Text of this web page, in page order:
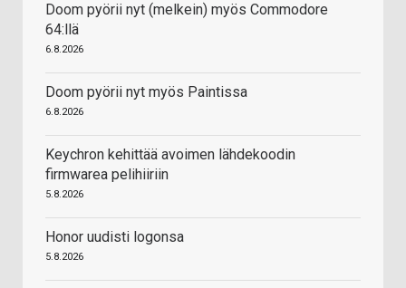
Doom pyörii nyt (melkein) myös Commodore
64:llä
6.8.2026
Doom pyörii nyt myös Paintissa
6.8.2026
Keychron kehittää avoimen lähdekoodin
firmwarea pelihiiriin
5.8.2026
Honor uudisti logonsa
5.8.2026